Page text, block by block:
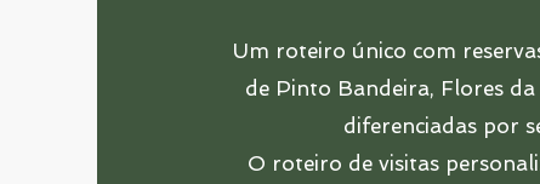
Um roteiro único com
de Pinto Bandeira, Flores
diferenciadas por
O roteiro de visitas